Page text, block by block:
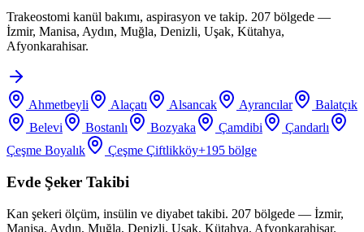
Trakeostomi kanül bakımı, aspirasyon ve takip. 207 bölgede —
İzmir, Manisa, Aydın, Muğla, Denizli, Uşak, Kütahya,
Afyonkarahisar.
Ahmetbeyli Alaçatı Alsancak Ayrancılar
Balatçık
Belevi
Bostanlı Bozyaka Çamdibi
Çandarlı
Çeşme Boyalık
Çeşme Çiftlikköy+195 bölge
Evde Şeker Takibi
Kan şekeri ölçüm, insülin ve diyabet takibi. 207 bölgede — İzmir,
Manisa, Aydın, Muğla, Denizli, Uşak, Kütahya, Afyonkarahisar.